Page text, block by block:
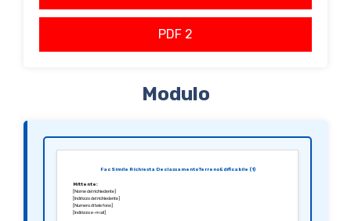
PDF 2
Modulo
Fac Simile Richiesta Declassamento Terreno Edificabile (1)
Mittente:
[Nome del richiedente]
[Indirizzo del richiedente]
[Numero di telefono]
[Indirizzo e-mail]